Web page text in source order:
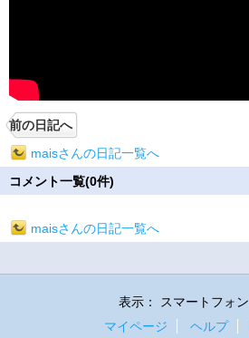
前の日記へ
maisさんの日記一覧へ
コメント一覧(0件)
maisさんの日記一覧へ
表示： スマートフォン
マイページ
ヘルプ